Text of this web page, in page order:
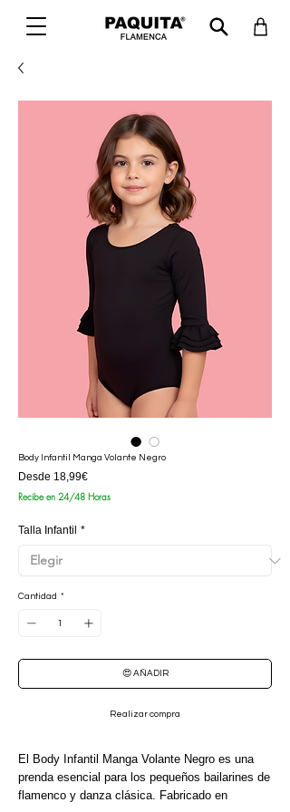
Body Infantil Manga Volante Negro
Desde 18,99€Precio
de
oferta
Recibe en 24/48 Horas
Talla Infantil *
Cantidad *
😍 AÑADIR
Realizar compra
El Body Infantil Manga Volante Negro es una
prenda esencial para los pequeños bailarines de
flamenco y danza clásica. Fabricado en